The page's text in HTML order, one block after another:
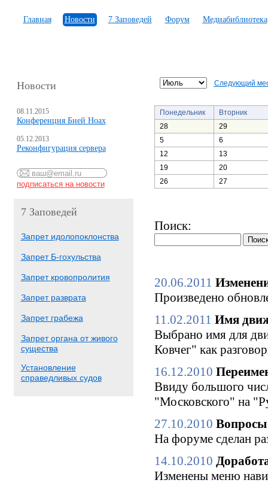
Главная Новости 7 Заповедей Форум Медиабиблиотека
Новости
08.11.2015
Конференция Бней Ноах
05.12.2013
Реконфигурация сервера
7 Заповедей
Запрет идолопоклонства
Запрет Б-гохульства
Запрет кровопролития
Запрет разврата
Запрет грабежа
Запрет органа от живого
существа
Установление
справедливых судов
Следующий
Понедельник
Вторник
28
29
5
6
12
13
19
20
26
27
Поиск:
20.06.2011
Произведено
11.02.2011 Имя
Выбрано имя для
Ковчег" как
16.12.2010
Ввиду большого
"Московского" на
27.10.2010 Вопросы
На форуме сделан
14.10.2010
Изменены меню